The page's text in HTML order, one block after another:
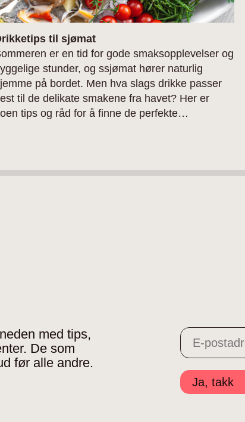
til sjømat
er en tid for gode smaksopplevelser og
stunder, og ssjømat hører naturlig
på bordet. Men hva slags drikke passer
til de delikate smakene fra havet? Her er
tips og råd for å finne de perfekte
med tips,
De som
før alle andre.
Ja, takk